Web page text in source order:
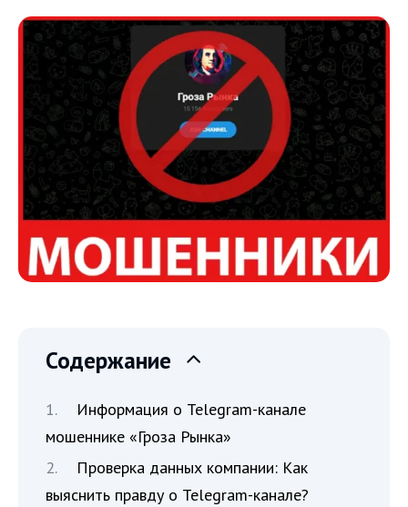
Содержание
Информация о Telegram-канале
мошеннике «Гроза Рынка»
Проверка данных компании: Как
выяснить правду о Telegram-канале?